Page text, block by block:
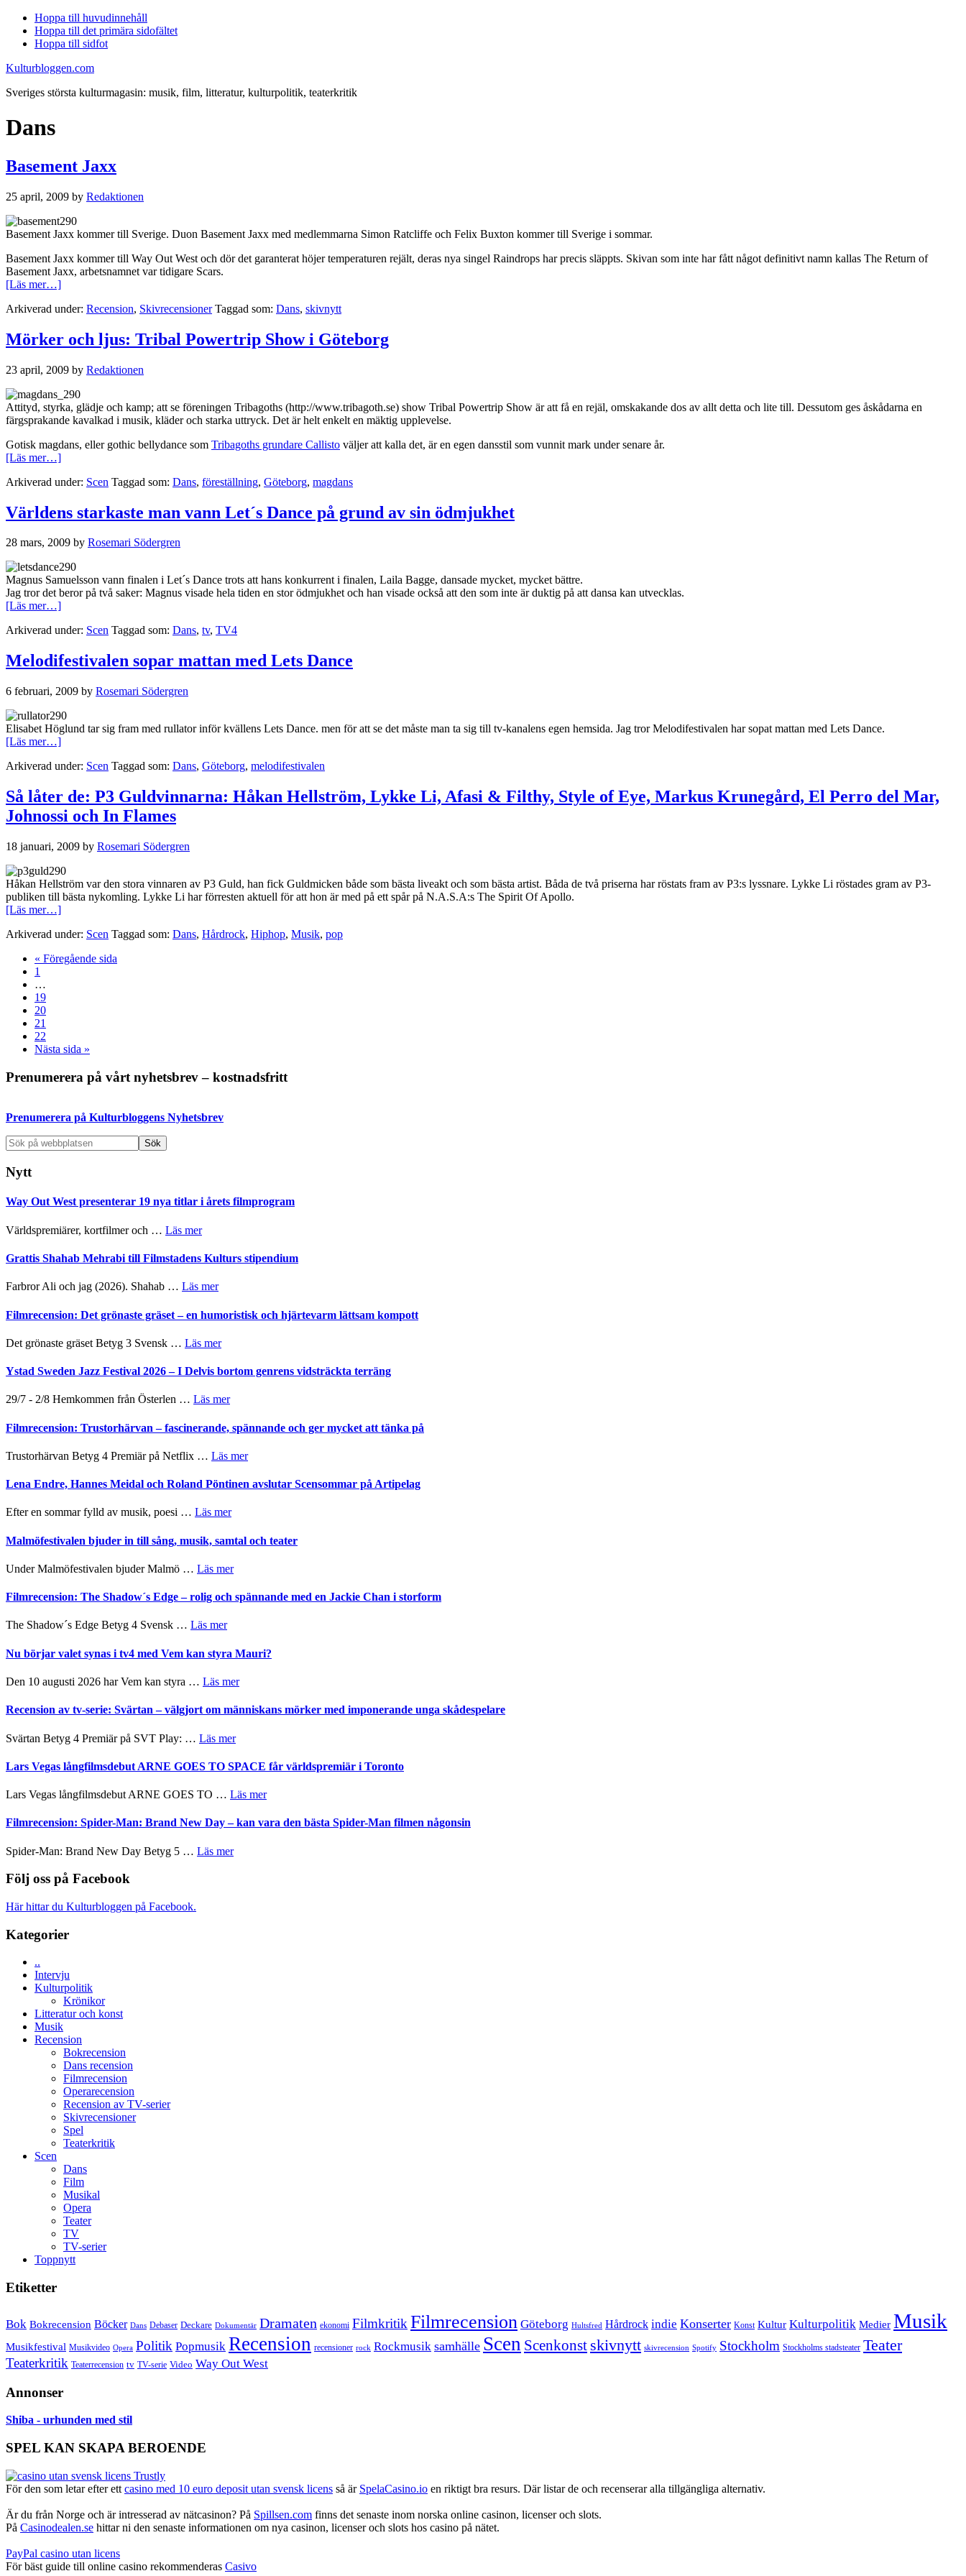
Hoppa till huvudinnehåll
Hoppa till det primära sidofältet
Hoppa till sidfot
Kulturbloggen.com
Sveriges största kulturmagasin: musik, film, litteratur, kulturpolitik, teaterkritik
Dans
Basement Jaxx
25 april, 2009 by Redaktionen
Basement Jaxx kommer till Sverige. Duon Basement Jaxx med medlemmarna Simon Ratcliffe och Felix Buxton kommer till Sverige i sommar.
Basement Jaxx kommer till Way Out West och dör det garanterat höjer temperaturen rejält, deras nya singel Raindrops har precis släppts. Skivan som inte har fått något definitivt namn kallas The Return of
Basement Jaxx, arbetsnamnet var tidigare Scars.
[Läs mer…]om
Jaxx
Arkiverad under: Recension, Skivrecensioner Taggad som: Dans, skivnytt
Mörker och ljus: Tribal Powertrip Show i Göteborg
23 april, 2009 by Redaktionen
Attityd, styrka, glädje och kamp; att se föreningen Tribagoths (http://www.tribagoth.se) show Tribal Powertrip Show är att få en rejäl, omskakande dos av allt detta och lite till. Dessutom ges åskådarna en
färgsprakande kavalkad i musik, kläder och starka uttryck. Det är helt enkelt en mäktig upplevelse.
Gotisk magdans, eller gothic bellydance som Tribagoths grundare Callisto väljer att kalla det, är en egen dansstil som vunnit mark under senare år.
[Läs mer…]om
och
Tribal
Powertrip
i
Göteborg
Arkiverad under: Scen Taggad som: Dans, föreställning, Göteborg, magdans
Världens starkaste man vann Let´s Dance på grund av sin ödmjukhet
28 mars, 2009 by Rosemari Södergren
Magnus Samuelsson vann finalen i Let´s Dance trots att hans konkurrent i finalen, Laila Bagge, dansade mycket, mycket bättre.
Jag tror det beror på två saker: Magnus visade hela tiden en stor ödmjukhet och han visade också att den som inte är duktig på att dansa kan utvecklas.
[Läs mer…]om
starkaste
vann
Let
Dance
på
grund
av
sin
ödmjukhet
Arkiverad under: Scen Taggad som: Dans, tv, TV4
Melodifestivalen sopar mattan med Lets Dance
6 februari, 2009 by Rosemari Södergren
Elisabet Höglund tar sig fram med rullator inför kvällens Lets Dance. men för att se det måste man ta sig till tv-kanalens egen hemsida. Jag tror Melodifestivalen har sopat mattan med Lets Dance.
[Läs mer…]om
sopar
med
Lets
Dance
Arkiverad under: Scen Taggad som: Dans, Göteborg, melodifestivalen
Så låter de: P3 Guldvinnarna: Håkan Hellström, Lykke Li, Afasi & Filthy, Style of Eye, Markus Krunegård, El Perro del Mar,
Johnossi och In Flames
18 januari, 2009 by Rosemari Södergren
Håkan Hellström var den stora vinnaren av P3 Guld, han fick Guldmicken både som bästa liveakt och som bästa artist. Båda de två priserna har röstats fram av P3:s lyssnare. Lykke Li röstades gram av P3-
publiken till bästa nykomling. Lykke Li har förresten aktuell för att hon är med på ett spår på N.A.S.A:s The Spirit Of Apollo.
[Läs mer…]om
låter
P3
&
Style
Markus
El
Perro
och
Flames
Arkiverad under: Scen Taggad som: Dans, Hårdrock, Hiphop, Musik, pop
« Go
Föregående sida
Sida
1
sidor
utelämnas
…
Sida
19
Sida
20
Sida
21
Sida
22
Go
Nästa sida »
Primärt
Prenumerera på vårt nyhetsbrev – kostnadsfritt
Prenumerera på Kulturbloggens Nyhetsbrev
Sök
på
webbplatsen
Nytt
Way Out West presenterar 19 nya titlar i årets filmprogram
Världspremiärer, kortfilmer och … Läs merom
Out
19
titlar
årets
Grattis Shahab Mehrabi till Filmstadens Kulturs stipendium
Farbror Ali och jag (2026). Shahab … Läs merom
Shahab
Mehrabi
Filmstadens
stipendium
Filmrecension: Det grönaste gräset – en humoristisk och hjärtevarm lättsam kompott
Det grönaste gräset Betyg 3 Svensk … Läs merom
Det
grönaste
–
humoristisk
hjärtevarm
kompott
Ystad Sweden Jazz Festival 2026 – I Delvis bortom genrens vidsträckta terräng
29/7 - 2/8 Hemkommen från Österlen … Läs merom
Sweden
Jazz
2026
I
bortom
vidsträckta
Filmrecension: Trustorhärvan – fascinerande, spännande och ger mycket att tänka på
Trustorhärvan Betyg 4 Premiär på Netflix … Läs merom
Trustorhärvan
ger
på
Lena Endre, Hannes Meidal och Roland Pöntinen avslutar Scensommar på Artipelag
Efter en sommar fylld av musik, poesi … Läs merom
Endre,
Hannes
och
Pöntinen
Artipelag
Malmöfestivalen bjuder in till sång, musik, samtal och teater
Under Malmöfestivalen bjuder Malmö … Läs merom
bjuder
in
samtal
teater
Filmrecension: The Shadow´s Edge – rolig och spännande med en Jackie Chan i storform
The Shadow´s Edge Betyg 4 Svensk … Läs merom
The
Shadow
Edge
rolig
spännande
en
Chan
storform
Nu börjar valet synas i tv4 med Vem kan styra Mauri?
Den 10 augusti 2026 har Vem kan styra … Läs merom
börjar
med
kan
Mauri?
Recension av tv-serie: Svärtan – välgjort om människans mörker med imponerande unga skådespelare
Svärtan Betyg 4 Premiär på SVT Play: … Läs merom
av
serie:
Svärtan
välgjort
Lars Vegas långfilmsdebut ARNE GOES TO SPACE får världspremiär i Toronto
Lars Vegas långfilmsdebut ARNE GOES TO … Läs merom
Vegas
Filmrecension: Spider-Man: Brand New Day – kan vara den bästa Spider-Man filmen någonsin
Spider-Man: Brand New Day Betyg 5 … Läs merom
Följ oss på Facebook
Här hittar du Kulturbloggen på Facebook.
Kategorier
..
Intervju
Kulturpolitik
Krönikor
Litteratur och konst
Musik
Recension
Bokrecension
Dans recension
Filmrecension
Operarecension
Recension av TV-serier
Skivrecensioner
Spel
Teaterkritik
Scen
Dans
Film
Musikal
Opera
Teater
TV
TV-serier
Toppnytt
Etiketter
Bok Bokrecension Böcker Dans Debaser Deckare Dokumentär Dramaten ekonomi Filmkritik Filmrecension Göteborg Hultsfred Hårdrock indie Konserter Konst Kultur Kulturpolitik Medier Musik
Musikfestival Musikvideo Opera Politik Popmusik Recension recensioner rock Rockmusik samhälle Scen Scenkonst skivnytt skivrecension Spotify Stockholm Stockholms stadsteater Teater
Teaterkritik Teaterrecension tv TV-serie Video Way Out West
Annonser
Shiba - urhunden med stil
SPEL KAN SKAPA BEROENDE
För den som letar efter ett casino med 10 euro deposit utan svensk licens så är SpelaCasino.io en riktigt bra resurs. Där listar de och recenserar alla tillgängliga alternativ.
Är du från Norge och är intresserad av nätcasinon? På Spillsen.com finns det senaste inom norska online casinon, licenser och slots.
På Casinodealen.se hittar ni den senaste informationen om nya casinon, licenser och slots hos casino på nätet.
PayPal casino utan licens
För bäst guide till online casino rekommenderas Casivo